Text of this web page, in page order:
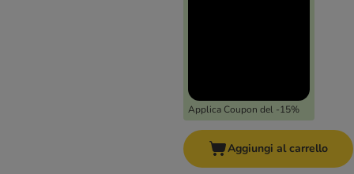
Applica Coupon del -15%
Aggiungi al carrello